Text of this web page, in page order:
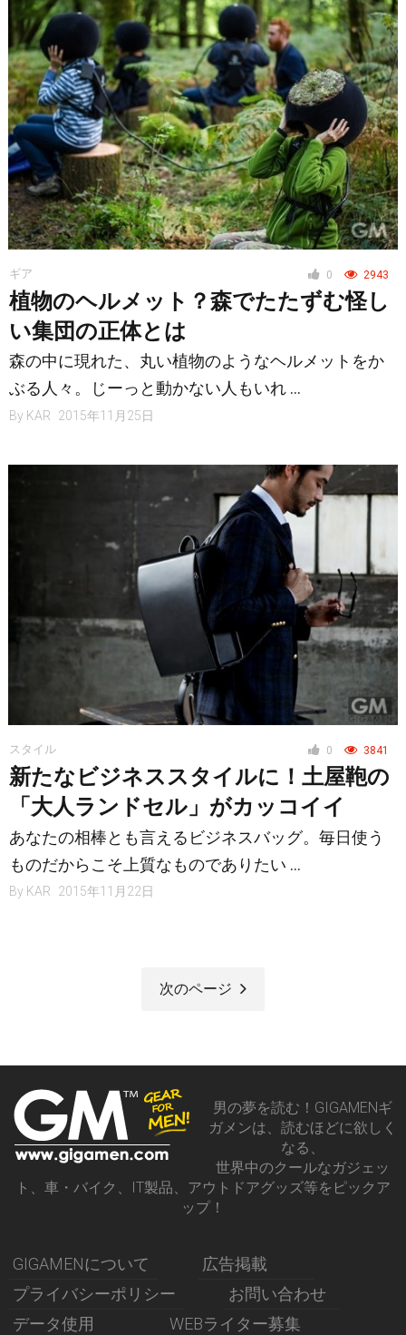
0 2943
ギア
植物のヘルメット？森でたたずむ怪し
い集団の正体とは
森の中に現れた、丸い植物のようなヘルメットをか
ぶる人々。じーっと動かない人もいれ …
By KAR 2015年11月25日
0 3841
スタイル
新たなビジネススタイルに！土屋鞄の
「大人ランドセル」がカッコイイ
あなたの相棒とも言えるビジネスバッグ。毎日使う
ものだからこそ上質なものでありたい …
By KAR 2015年11月22日
次のページ
男の夢を読む！GIGAMENギ
ガメンは、読むほどに欲しく
なる、
世界中のクールなガジェッ
ト、車・バイク、IT製品、アウトドアグッズ等をピックア
ップ！
GIGAMENについて
広告掲載
プライバシーポリシー
お問い合わせ
データ使用
WEBライター募集